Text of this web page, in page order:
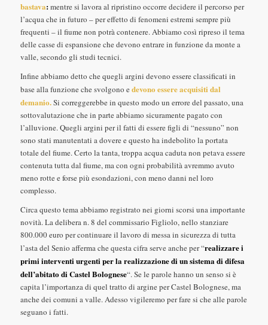
bastava:mentre si lavora al ripristino occorre decidere il percorso per
l’acqua che in futuro – per effetto di fenomeni estremi sempre più
frequenti – il fiume non potrà contenere. Abbiamo così ripreso il tema
delle casse di espansione che devono entrare in funzione da monte a
valle, secondo gli studi tecnici.
Infine abbiamo detto che quegli argini devono essere classificati in
base alla funzione che svolgono edevono essere acquisiti dal
demanio.Si correggerebbe in questo modo un errore del passato, una
sottovalutazione che in parte abbiamo sicuramente pagato con
l’alluvione. Quegli argini per il fatti di essere figli di “nessuno” non
sono stati manutentati a dovere e questo ha indebolito la portata
totale del fiume. Certo la tanta, troppa acqua caduta non petava essere
contenuta tutta dal fiume, ma con ogni probabilità avremmo avuto
meno rotte e forse più esondazioni, con meno danni nel loro
complesso.
Circa questo tema abbiamo registrato nei giorni scorsi una importante
novità. La delibera n. 8 del commissario Figliolo, nello stanziare
800.000 euro per continuare il lavoro di messa in sicurezza di tutta
l’asta del Senio afferma che questa cifra serve anche per “realizzare i
primi interventi urgenti per la realizzazione di un sistema di difesa
dell’abitato di Castel Bolognese“. Se le parole hanno un senso si è
capita l’importanza di quel tratto di argine per Castel Bolognese, ma
anche dei comuni a valle. Adesso vigileremo per fare si che alle parole
seguano i fatti.